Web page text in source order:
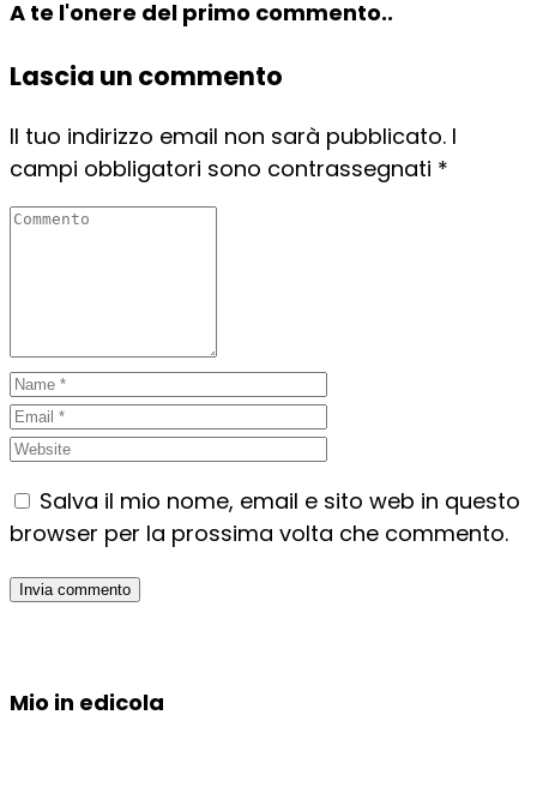
A te l'onere del primo commento..
Lascia un commento
Il tuo indirizzo email non sarà pubblicato. I
campi obbligatori sono contrassegnati *
Salva il mio nome, email e sito web in questo
browser per la prossima volta che commento.
Mio in edicola